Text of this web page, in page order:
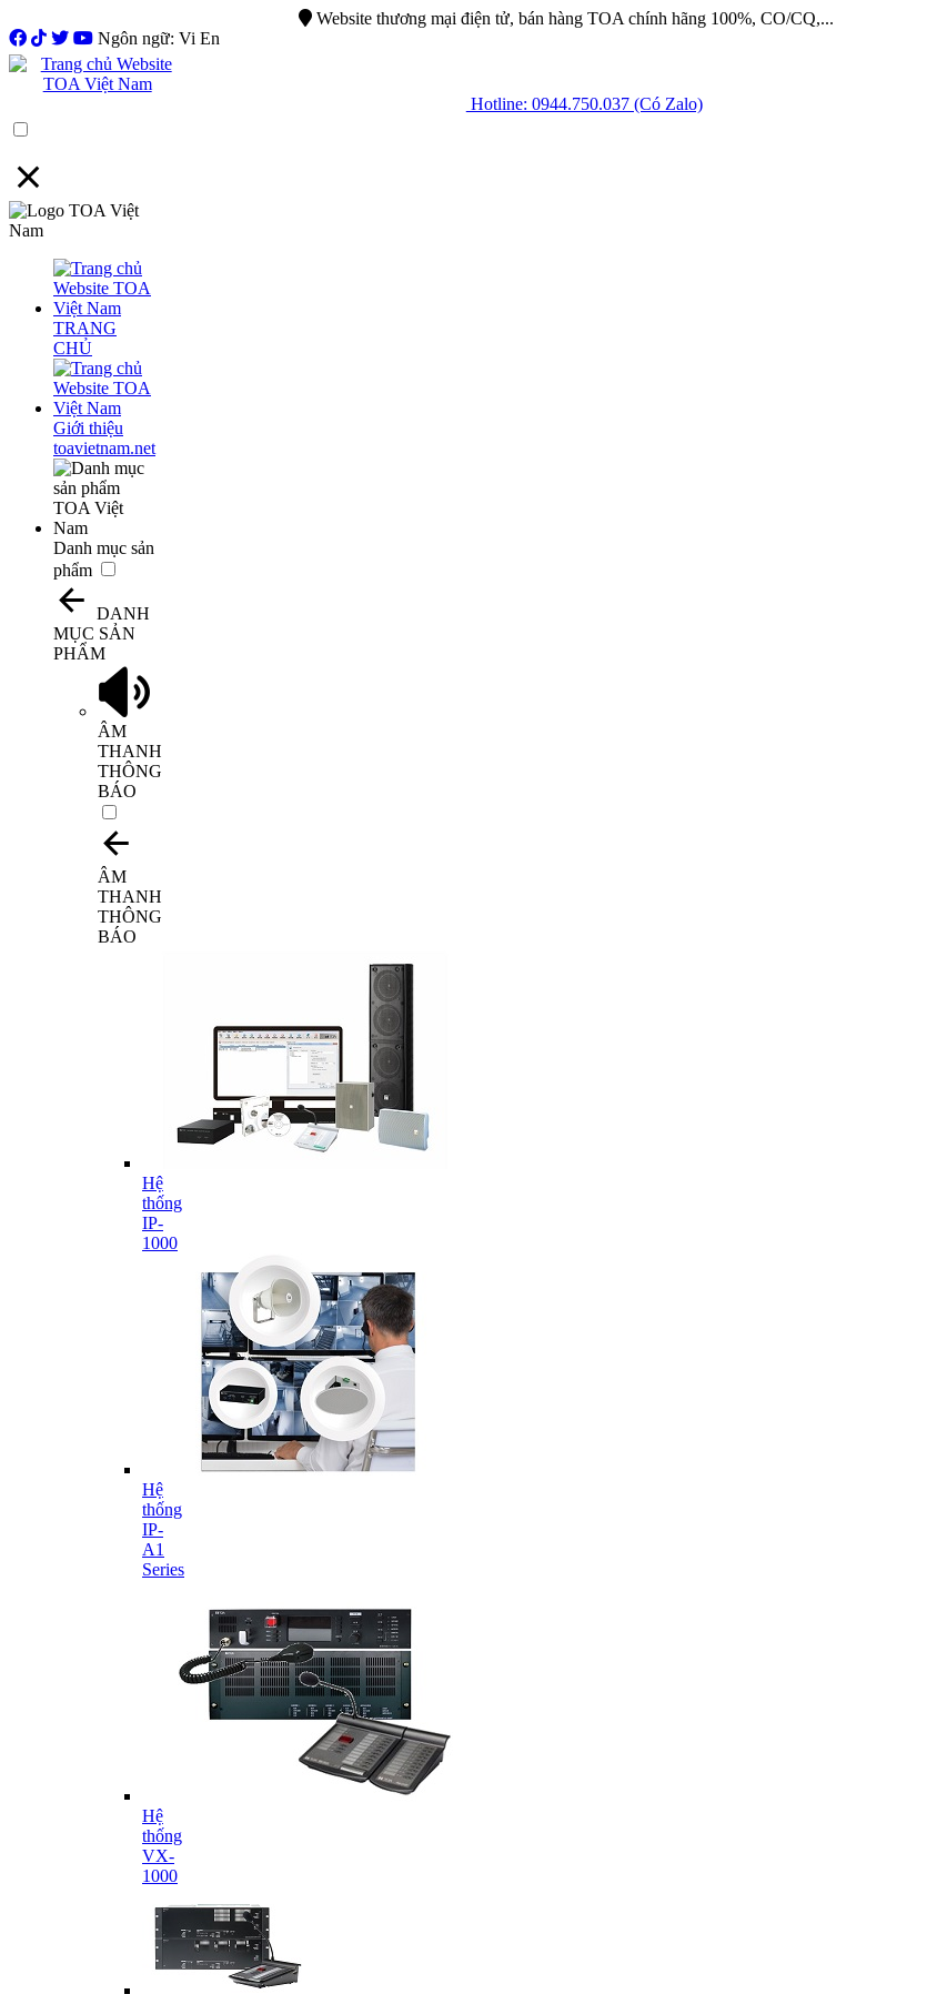
Website thương mại điện tử, bán hàng TOA chính hãng 100%, CO/CQ,...
Ngôn ngữ: Vi En
Hotline: 0944.750.037 (Có Zalo)
TRANG
CHỦ
Giới thiệu
toavietnam.net
Danh mục sản
phẩm
DANH
MỤC SẢN
PHẨM
ÂM
THANH
THÔNG
BÁO
ÂM
THANH
THÔNG
BÁO
Hệ
thống
IP-
1000
Hệ
thống
IP-
A1
Series
Hệ
thống
VX-
1000